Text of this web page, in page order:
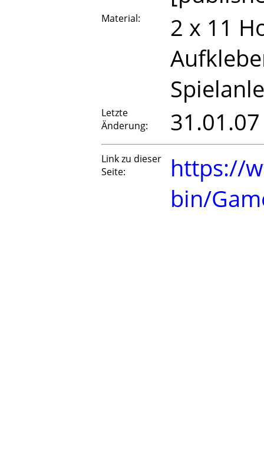
Material:
2 x 11
Letzte
Änderung:
31.01.07
Link zu dieser
Seite:
https://
bin/